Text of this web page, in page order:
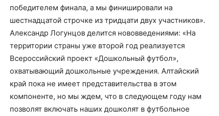
победителем финала, а мы финишировали на
шестнадцатой строчке из тридцати двух участников».
Александр Логунцов делится нововведениями: «На
территории страны уже второй год реализуется
Всероссийский проект «Дошкольный футбол»,
охватывающий дошкольные учреждения. Алтайский
край пока не имеет представительства в этом
компоненте, но мы ждем, что в следующем году нам
позволят включать наших дошколят в футбольное